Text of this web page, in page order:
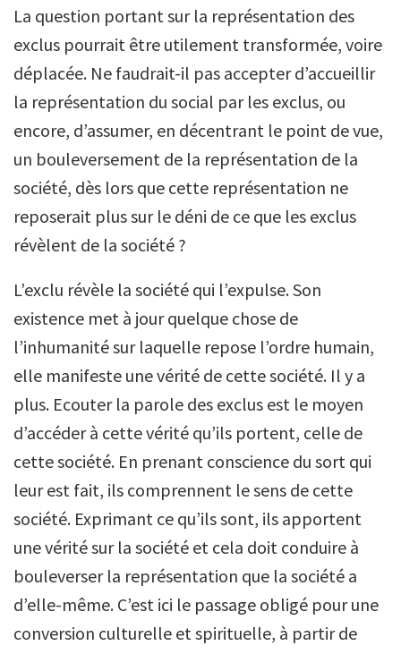
La question portant sur la représentation des
exclus pourrait être utilement transformée, voire
déplacée. Ne faudrait-il pas accepter d’accueillir
la représentation du social par les exclus, ou
encore, d’assumer, en décentrant le point de vue,
un bouleversement de la représentation de la
société, dès lors que cette représentation ne
reposerait plus sur le déni de ce que les exclus
révèlent de la société ?
L’exclu révèle la société qui l’expulse. Son
existence met à jour quelque chose de
l’inhumanité sur laquelle repose l’ordre humain,
elle manifeste une vérité de cette société. Il y a
plus. Ecouter la parole des exclus est le moyen
d’accéder à cette vérité qu’ils portent, celle de
cette société. En prenant conscience du sort qui
leur est fait, ils comprennent le sens de cette
société. Exprimant ce qu’ils sont, ils apportent
une vérité sur la société et cela doit conduire à
bouleverser la représentation que la société a
d’elle-même. C’est ici le passage obligé pour une
conversion culturelle et spirituelle, à partir de